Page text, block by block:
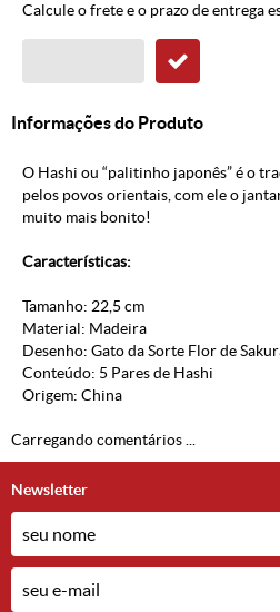
Calcule o frete e o prazo de entrega
Informações do Produto
O Hashi ou “palitinho japonês” é o
pelos povos orientais, com ele o
muito mais bonito!
Características:
Tamanho: 22,5 cm
Material: Madeira
Desenho: Gato da Sorte Flor de
Conteúdo: 5 Pares de Hashi
Origem: China
Carregando comentários ...
Newsletter